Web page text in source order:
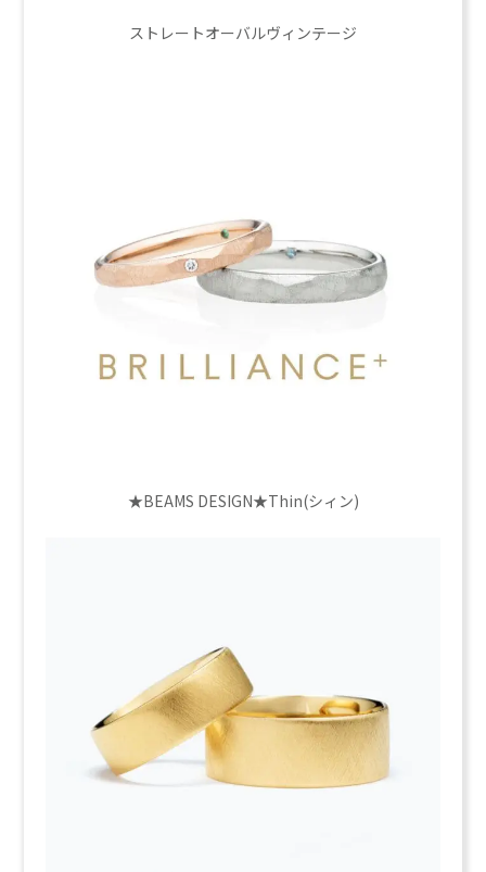
ストレートオーバルヴィンテージ
★BEAMS DESIGN★Thin(シィン)